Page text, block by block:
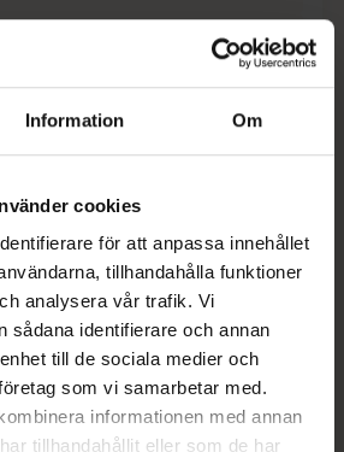
Information Om
cookies
för att anpassa innehållet
tillhandahålla funktioner
analysera vår trafik. Vi
sådana identifierare och annan
till de sociala medier och
som vi samarbetar med.
informationen med annan
tillhandahållit eller som de har
finns i lager online
Spara
Dölj
kr/st